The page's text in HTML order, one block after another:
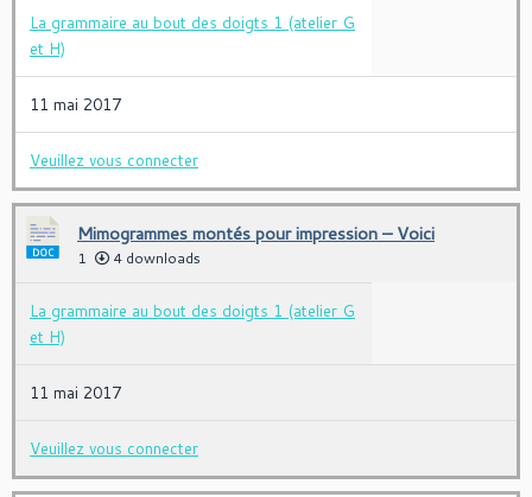
La grammaire au bout des doigts 1 (atelier G
et H)
11 mai 2017
Veuillez vous connecter
Mimogrammes montés pour impression – Voici
1 4 downloads
La grammaire au bout des doigts 1 (atelier G
et H)
11 mai 2017
Veuillez vous connecter